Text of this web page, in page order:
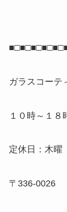
ガラスコーテ
１０時～１８
定休日：木曜
〒336-0026